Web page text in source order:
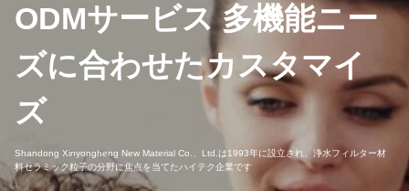
ODMサービス 多機能ニー
ズに合わせたカスタマイ
ズ
Shandong Xinyongheng New Material Co.、Ltd.は1993年に設立され、浄水フィルター材
料セラミック粒子の分野に焦点を当てたハイテク企業です